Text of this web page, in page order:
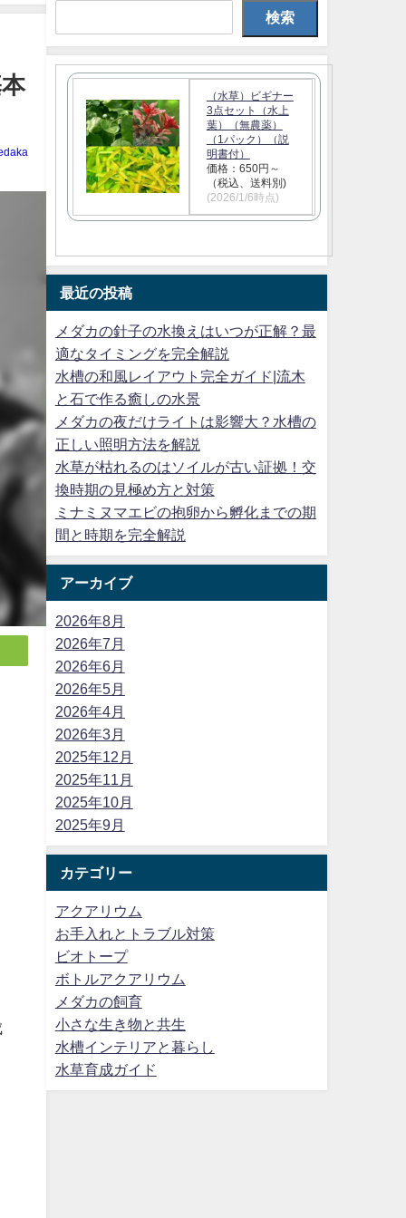
検索
（水草）ビギナー
3点セット（水上
葉）（無農薬）
（1パック）（説
明書付）
価格：650円～
（税込、送料別)
(2026/1/6時点)
最近の投稿
メダカの針子の水換えはいつが正解？最
適なタイミングを完全解説
水槽の和風レイアウト完全ガイド|流木
と石で作る癒しの水景
メダカの夜だけライトは影響大？水槽の
正しい照明方法を解説
水草が枯れるのはソイルが古い証拠！交
換時期の見極め方と対策
ミナミヌマエビの抱卵から孵化までの期
間と時期を完全解説
アーカイブ
2026年8月
2026年7月
2026年6月
2026年5月
2026年4月
2026年3月
2025年12月
2025年11月
2025年10月
2025年9月
カテゴリー
アクアリウム
お手入れとトラブル対策
ビオトープ
ボトルアクアリウム
メダカの飼育
小さな生き物と共生
水槽インテリアと暮らし
水草育成ガイド